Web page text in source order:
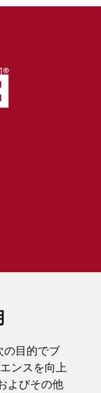
の目的でブ
ンスを向上
よびその他